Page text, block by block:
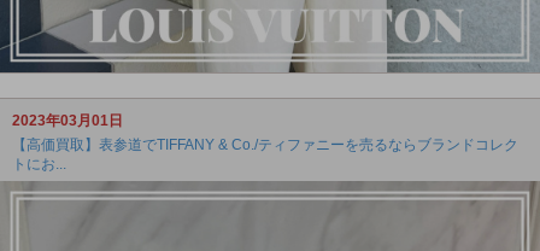
2023年03月01日
【高価買取】表参道でTIFFANY & Co./ティファニーを売るならブランドコレク
トにお...